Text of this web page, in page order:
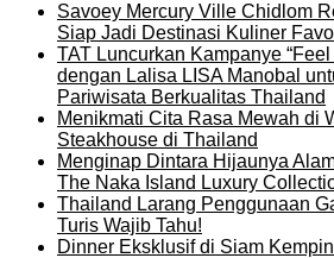
Savoey Mercury Ville Chidlom
Siap Jadi Destinasi Kuliner
TAT Luncurkan Kampanye
dengan Lalisa LISA Manobal
Pariwisata Berkualitas Thailand
Menikmati Cita Rasa Mewah di
Steakhouse di Thailand
Menginap Dintara Hijaunya
The Naka Island Luxury
Thailand Larang Penggunaan
Turis Wajib Tahu!
Dinner Eksklusif di Siam